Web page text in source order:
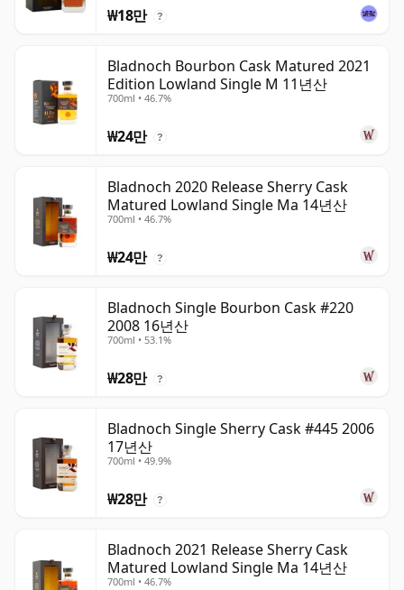
₩18만 ?
Bladnoch Bourbon Cask Matured 2021
Edition Lowland Single M 11년산
700ml • 46.7%
₩24만 ?
Bladnoch 2020 Release Sherry Cask
Matured Lowland Single Ma 14년산
700ml • 46.7%
₩24만 ?
Bladnoch Single Bourbon Cask #220
2008 16년산
700ml • 53.1%
₩28만 ?
Bladnoch Single Sherry Cask #445 2006
17년산
700ml • 49.9%
₩28만 ?
Bladnoch 2021 Release Sherry Cask
Matured Lowland Single Ma 14년산
700ml • 46.7%